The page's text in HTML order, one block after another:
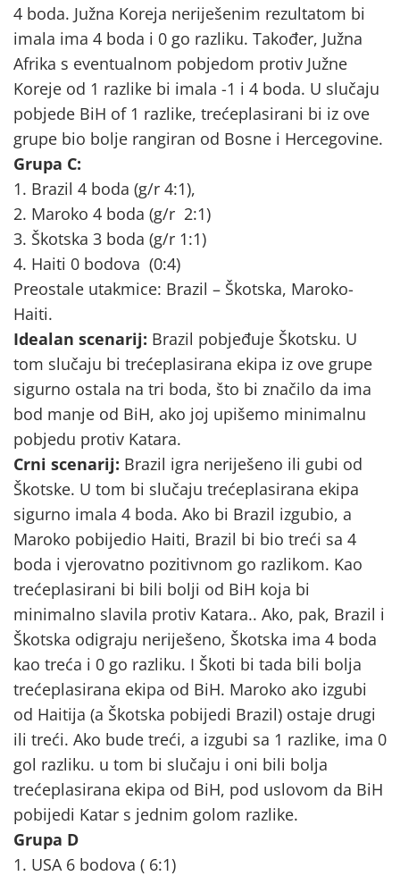
4 boda. Južna Koreja neriješenim rezultatom bi
imala ima 4 boda i 0 go razliku. Također, Južna
Afrika s eventualnom pobjedom protiv Južne
Koreje od 1 razlike bi imala -1 i 4 boda. U slučaju
pobjede BiH of 1 razlike, trećeplasirani bi iz ove
grupe bio bolje rangiran od Bosne i Hercegovine.
Grupa C:
1. Brazil 4 boda (g/r 4:1),
2. Maroko 4 boda (g/r 2:1)
3. Škotska 3 boda (g/r 1:1)
4. Haiti 0 bodova (0:4)
Preostale utakmice: Brazil – Škotska, Maroko-
Haiti.
Idealan scenarij: Brazil pobjeđuje Škotsku. U
tom slučaju bi trećeplasirana ekipa iz ove grupe
sigurno ostala na tri boda, što bi značilo da ima
bod manje od BiH, ako joj upišemo minimalnu
pobjedu protiv Katara.
Crni scenarij: Brazil igra neriješeno ili gubi od
Škotske. U tom bi slučaju trećeplasirana ekipa
sigurno imala 4 boda. Ako bi Brazil izgubio, a
Maroko pobijedio Haiti, Brazil bi bio treći sa 4
boda i vjerovatno pozitivnom go razlikom. Kao
trećeplasirani bi bili bolji od BiH koja bi
minimalno slavila protiv Katara.. Ako, pak, Brazil i
Škotska odigraju neriješeno, Škotska ima 4 boda
kao treća i 0 go razliku. I Škoti bi tada bili bolja
trećeplasirana ekipa od BiH. Maroko ako izgubi
od Haitija (a Škotska pobijedi Brazil) ostaje drugi
ili treći. Ako bude treći, a izgubi sa 1 razlike, ima 0
gol razliku. u tom bi slučaju i oni bili bolja
trećeplasirana ekipa od BiH, pod uslovom da BiH
pobijedi Katar s jednim golom razlike.
Grupa D
1. USA 6 bodova ( 6:1)